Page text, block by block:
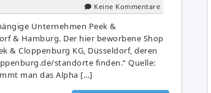
Keine Kommentare
Unternehmen Peek &
& Hamburg. Der hier beworbene Shop
& Cloppenburg KG, Düsseldorf, deren
standorte finden.“ Quelle:
man das Alpha […]